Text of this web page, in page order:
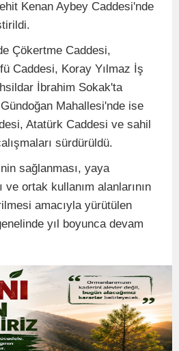
Kenan Aybey Caddesi'nde
Çökertme Caddesi,
Caddesi, Koray Yılmaz İş
İbrahim Sokak'ta
Mahallesi'nde ise
Atatürk Caddesi ve sahil
sürdürüldü.
sağlanması, yaya
ve ortak kullanım alanlarının
amacıyla yürütülen
yıl boyunca devam